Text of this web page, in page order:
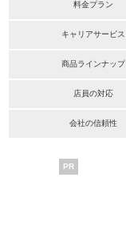
料金プラン
キャリアサービス
商品ラインナップ
店員の対応
会社の信頼性
PR